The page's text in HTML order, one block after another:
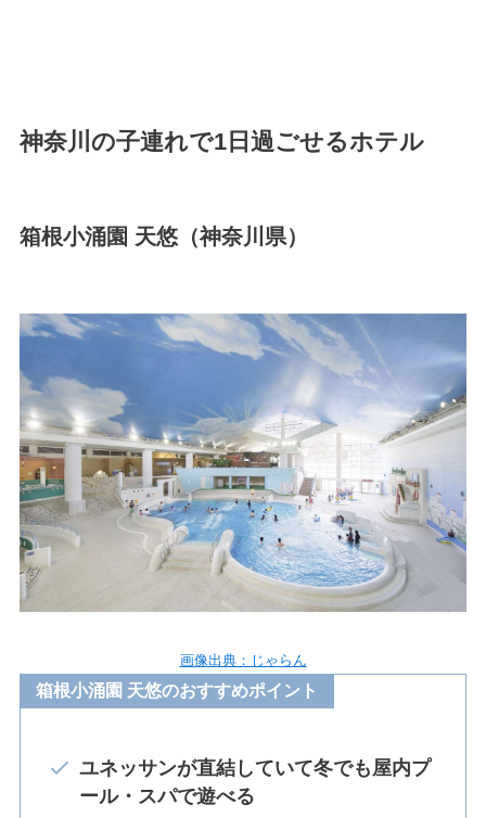
神奈川の子連れで1日過ごせるホテル
箱根小涌園 天悠（神奈川県）
画像出典：じゃらん
箱根小涌園 天悠のおすすめポイント
ユネッサンが直結していて冬でも屋内プ
ール・スパで遊べる